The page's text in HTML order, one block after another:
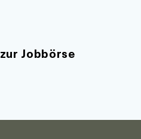
zur Jobbörse